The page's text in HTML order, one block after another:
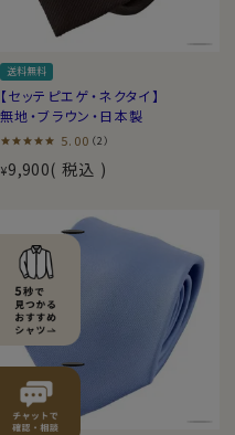
送料無料
【セッテピエゲ・ネクタイ】
無地・ブラウン・日本製
5.00 （2）
¥9,900 税込